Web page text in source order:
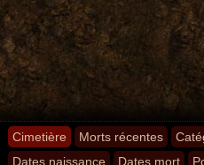
Cimetière Morts récentes
Dates naissance
Dates mort